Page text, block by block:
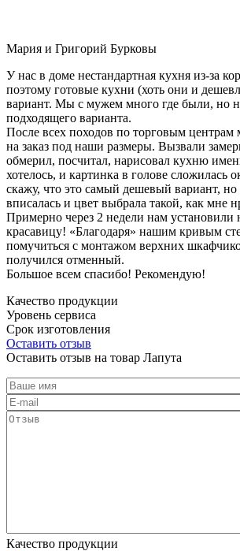
Мария и Григорий Бурковы
У нас в доме нестандартная кухня из-за
поэтому готовые кухни (хоть они и
вариант. Мы с мужем много где были, но
подходящего варианта.
После всех походов по торговым
на заказ под наши размеры. Вызвали
обмерил, посчитал, нарисовал кухню
хотелось, и картинка в голове сложилась
скажу, что это самый дешевый вариант, но
вписалась и цвет выбрала такой, как мне
Примерно через 2 недели нам
красавицу! «Благодаря» нашим кривым
помучиться с монтажом верхних
получился отменный.
Большое всем спасибо! Рекомендую!
Качество продукции
Уровень сервиса
Срок изготовления
Оставить отзыв
Оставить отзыв на товар Лапута
Качество продукции